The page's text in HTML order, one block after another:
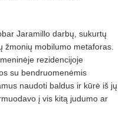
Jaramillo darbų, sukurtų
žmonių mobilumo metaforas.
rezidencijoje
su bendruomenėmis
naudoti baldus ir kūrė iš jų
į vis kitą judumo ar